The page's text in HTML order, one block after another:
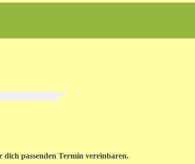
passenden Termin vereinbaren.